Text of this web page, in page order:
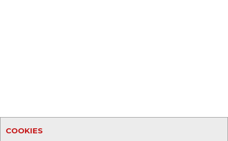
COOKIES